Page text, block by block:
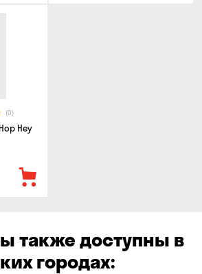
(0)
Hey
также доступны в
городах: